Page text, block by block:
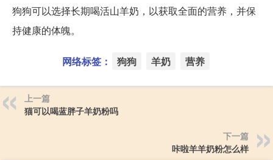
狗狗可以选择长期喝活山羊奶，以获取全面的营养，并保
持健康的体魄。
网络标签： 狗狗 羊奶 营养
上一篇
猫可以喝蓝胖子羊奶粉吗
下一篇
咔啦羊羊奶粉怎么样